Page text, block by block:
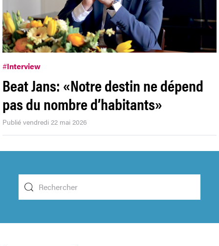
#Interview
Beat Jans: «Notre destin ne dépend
pas du nombre d’habitants»
Publié vendredi 22 mai 2026